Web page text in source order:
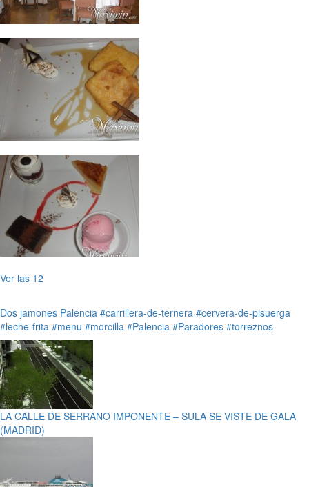
Ver las 12
Dos jamones Palencia #carrillera-de-ternera #cervera-de-pisuerga
#leche-frita #menu #morcilla #Palencia #Paradores #torreznos
LA CALLE DE SERRANO IMPONENTE – SULA SE VISTE DE GALA
(MADRID)